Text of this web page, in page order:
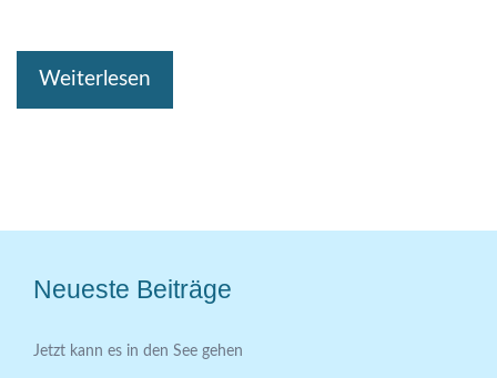
Weiterlesen
Neueste Beiträge
Jetzt kann es in den See gehen